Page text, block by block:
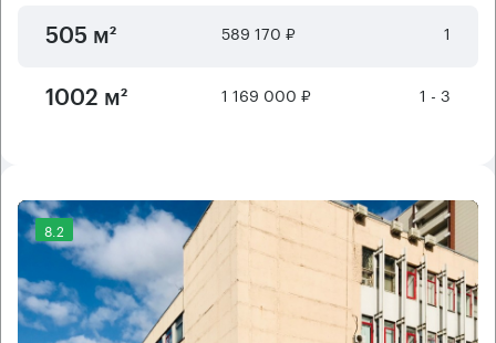
505 м² 589 170 ₽ 1
1002 м² 1 169 000 ₽ 1 - 3
8.2